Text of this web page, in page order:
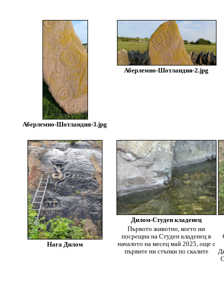
Аберлемно-Шотландия-3.jpg
Аберлемно-Шотландия-2.jpg
Нага Дилом
Дилом-Студен кладенец
Първото животно, което ни
посрещна на Студен кладенец в
началото на месец май 2025, още с
първите ни стъпки по скалите